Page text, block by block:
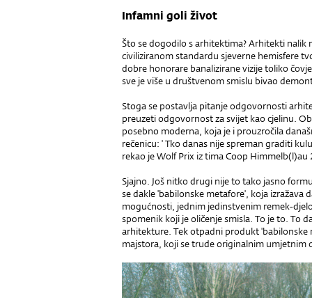
Infamni goli život
Što se dogodilo s arhitektima? Arhitekti
civiliziranom standardu sjeverne hemisfere
dobre honorare banalizirane vizije toliko
sve je više u društvenom smislu bivao
Stoga se postavlja pitanje odgovornosti
preuzeti odgovornost za svijet kao cjelinu.
posebno moderna, koja je i prouzročila
rečenicu: ' Tko danas nije spreman graditi
rekao je Wolf Prix iz tima Coop
Sjajno. Još nitko drugi nije to tako jasno
se dakle 'babilonske metafore', koja izražava
mogućnosti, jednim jedinstvenim remek-
spomenik koji je oličenje smisla. To je to. To
arhitekture. Tek otpadni produkt
majstora, koji se trude originalnim